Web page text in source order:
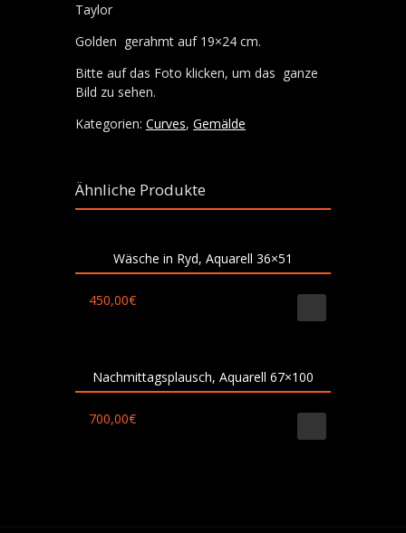
Taylor
Golden gerahmt auf 19×24 cm.
Bitte auf das Foto klicken, um das ganze
Bild zu sehen.
Kategorien: Curves, Gemälde
Ähnliche Produkte
Wäsche in Ryd, Aquarell 36×51
450,00€
Nachmittagsplausch, Aquarell 67×100
700,00€